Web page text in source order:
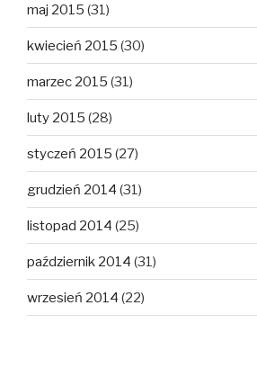
maj 2015 (31)
kwiecień 2015 (30)
marzec 2015 (31)
luty 2015 (28)
styczeń 2015 (27)
grudzień 2014 (31)
listopad 2014 (25)
październik 2014 (31)
wrzesień 2014 (22)